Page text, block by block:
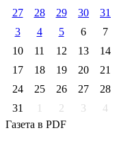
27
28 29 30 31
3
4 5 6 7
10
11 12 13 14
17
18 19 20 21
24
25 26 27 28
31
1 2 3 4
Газета в PDF